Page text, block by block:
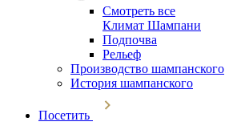
Смотреть все
Климат Шампани
Подпочва
Рельеф
Производство шампанского
История шампанского
Посетить